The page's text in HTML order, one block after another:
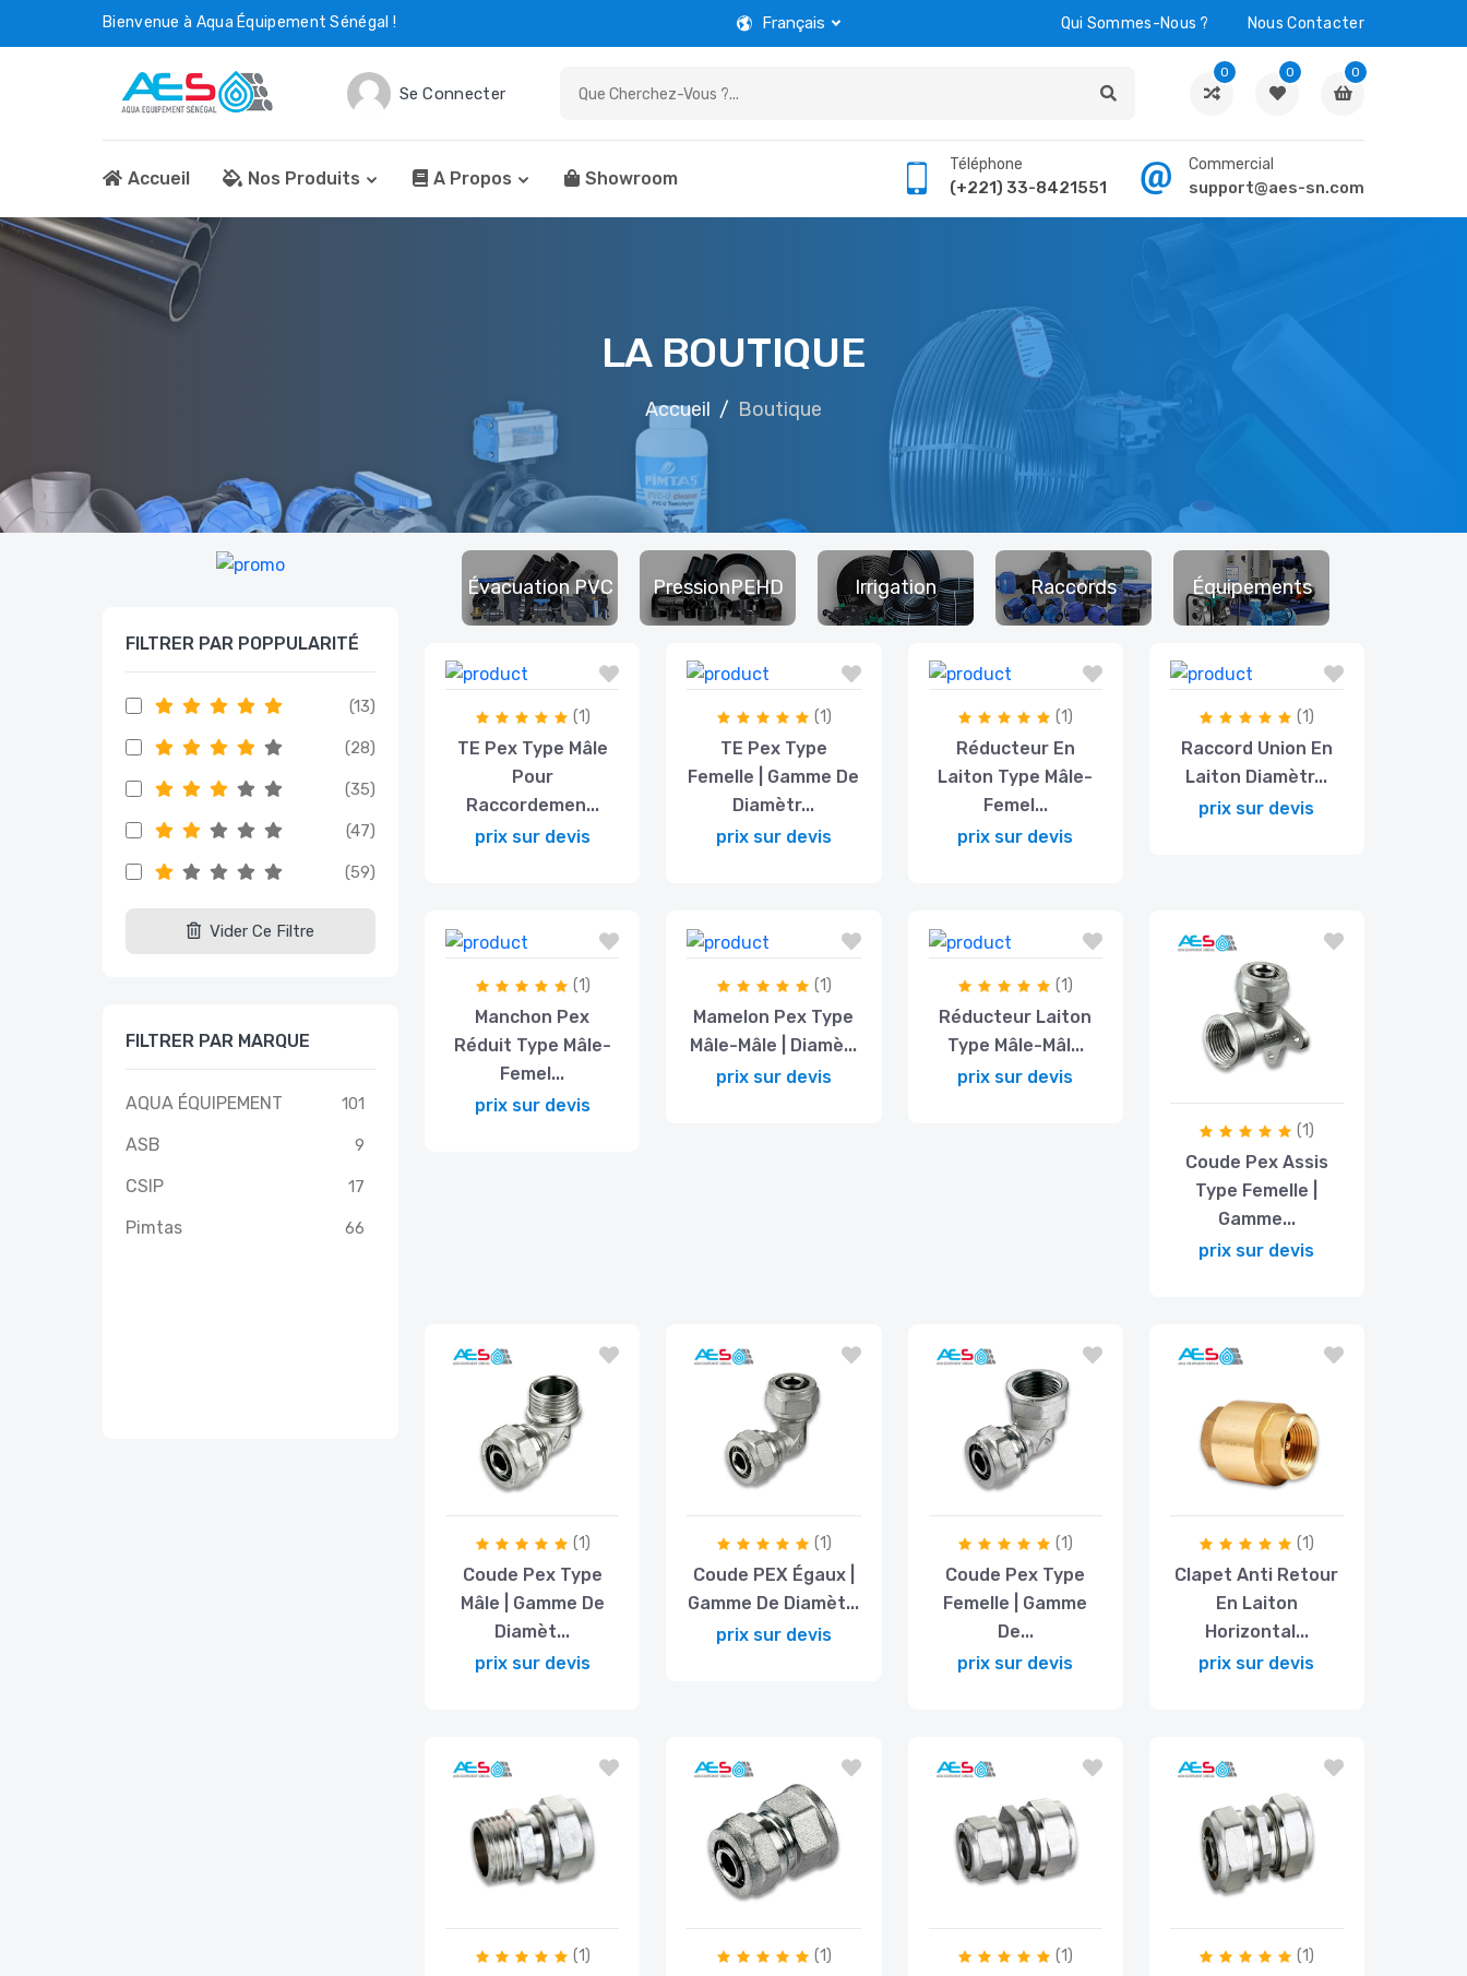
Bienvenue à Aqua Équipement Sénégal ! Français Qui Sommes-Nous ? Nous Contacter
Se Connecter
0 0 0
Accueil Nos Produits A Propos Showroom
Téléphone
(+221) 33-8421551
Commercial
support@aes-sn.com
LA BOUTIQUE
Accueil Boutique
FILTRER PAR POPPULARITÉ
(13)
(28)
(35)
(47)
(59)
Vider Ce Filtre
FILTRER PAR MARQUE
AQUA ÉQUIPEMENT 101
ASB 9
CSIP 17
Pimtas 66
Évacuation PVC PressionPEHD Irrigation Raccords Équipements
(1)
TE Pex Type Mâle
Pour
Raccordemen...
prix sur devis
(1)
TE Pex Type
Femelle | Gamme De
Diamètr...
prix sur devis
(1)
Réducteur En
Laiton Type Mâle-
Femel...
prix sur devis
(1)
Raccord Union En
Laiton Diamètr...
prix sur devis
(1)
Manchon Pex
Réduit Type Mâle-
Femel...
prix sur devis
(1)
Mamelon Pex Type
Mâle-Mâle | Diamè...
prix sur devis
(1)
Réducteur Laiton
Type Mâle-Mâl...
prix sur devis
(1)
Coude Pex Assis
Type Femelle |
Gamme...
prix sur devis
(1)
Coude Pex Type
Mâle | Gamme De
Diamèt...
prix sur devis
(1)
Coude PEX Égaux |
Gamme De Diamèt...
prix sur devis
(1)
Coude Pex Type
Femelle | Gamme
De...
prix sur devis
(1)
Clapet Anti Retour
En Laiton
Horizontal...
prix sur devis
(1) (1) (1) (1)